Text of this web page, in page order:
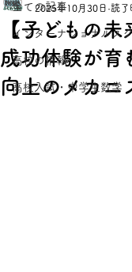
全ての記事
インターナショナルス
高校の情報
高校入試・中学生数学
【子どもの未
成功体験が育
向上のメカニ
2025年10月30日 読了